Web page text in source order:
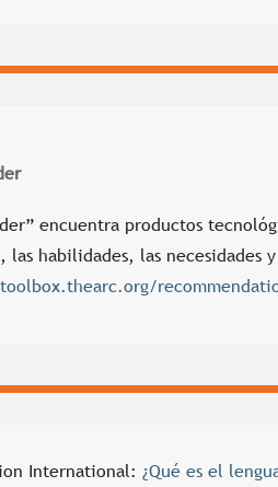
encuentra productos
las habilidades, las necesidades
International: ¿Qué es el